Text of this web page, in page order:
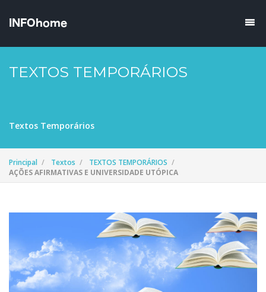
TEXTOS TEMPORÁRIOS
Textos Temporários
Principal Textos
TEXTOS TEMPORÁRIOS
AÇÕES AFIRMATIVAS E UNIVERSIDADE UTÓPICA